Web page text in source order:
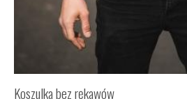
Koszulka bez rękawów